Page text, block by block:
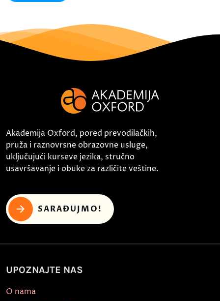
Akademija Oxford, pored prevodilačkih,
pruža i raznovrsne obrazovne usluge,
uključujući kurseve jezika, stručno
usavršavanje i obuke za različite veštine.
SARAĐUJMO!
UPOZNAJTE NAS
O nama